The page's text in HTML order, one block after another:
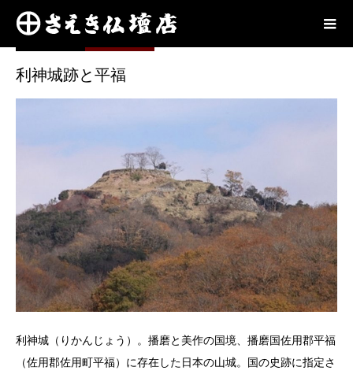
奥播磨
利神城跡と平福
利神城（りかんじょう）。播磨と美作の国境、播磨国佐用郡平福
（佐用郡佐用町平福）に存在した日本の山城。国の史跡に指定さ